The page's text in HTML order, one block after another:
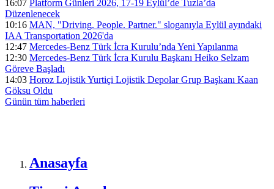
16:07 Platform Günleri 2026, 17-19 Eylül’de Tuzla’da
Düzenlenecek
10:16 MAN, "Driving. People. Partner." sloganıyla Eylül ayındaki
IAA Transportation 2026'da
12:47 Mercedes-Benz Türk İcra Kurulu’nda Yeni Yapılanma
12:30 Mercedes-Benz Türk İcra Kurulu Başkanı Heiko Selzam
Göreve Başladı
14:03 Horoz Lojistik Yurtiçi Lojistik Depolar Grup Başkanı Kaan
Göksu Oldu
Günün tüm haberleri
Anasayfa